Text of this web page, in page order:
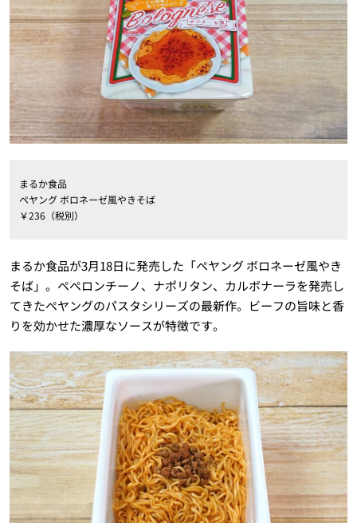
まるか食品
ペヤング ボロネーゼ風やきそば
￥236（税別）
まるか食品が3月18日に発売した「ペヤング ボロネーゼ風やき
そば」。ペペロンチーノ、ナポリタン、カルボナーラを発売し
てきたペヤングのパスタシリーズの最新作。ビーフの旨味と香
りを効かせた濃厚なソースが特徴です。